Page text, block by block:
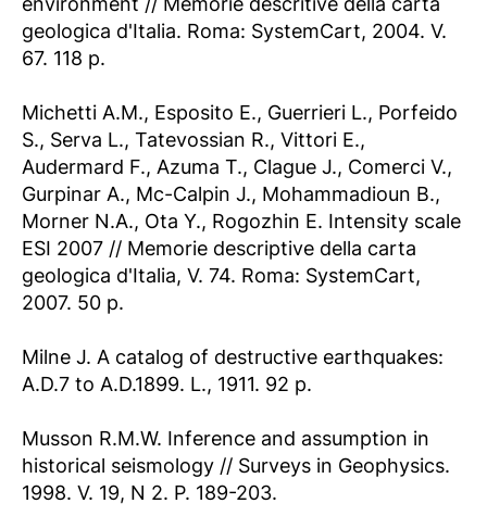
geologica d'Italia. Roma: SystemCart, 2004. V.
67. 118 p.
Michetti A.M., Esposito E., Guerrieri L., Porfeido
S., Serva L., Tatevossian R., Vittori E.,
Audermard F., Azuma T., Clague J., Comerci V.,
Gurpinar A., Mc-Calpin J., Mohammadioun B.,
Morner N.A., Ota Y., Rogozhin E. Intensity scale
ESI 2007 // Memorie descriptive della carta
geologica d'Italia, V. 74. Roma: SystemCart,
2007. 50 p.
Milne J. A catalog of destructive earthquakes:
A.D.7 to A.D.1899. L., 1911. 92 p.
Musson R.M.W. Inference and assumption in
historical seismology // Surveys in Geophysics.
1998. V. 19, N 2. P. 189-203.